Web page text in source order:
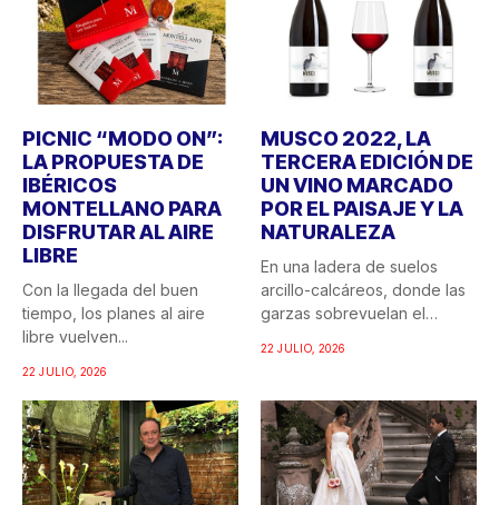
PICNIC “MODO ON”:
LA PROPUESTA DE
IBÉRICOS
MONTELLANO PARA
DISFRUTAR AL AIRE
LIBRE
Con la llegada del buen
tiempo, los planes al aire
libre vuelven...
22 JULIO, 2026
MUSCO 2022, LA
TERCERA EDICIÓN DE
UN VINO MARCADO
POR EL PAISAJE Y LA
NATURALEZA
En una ladera de suelos
arcillo-calcáreos, donde las
garzas sobrevuelan el
22 JULIO, 2026